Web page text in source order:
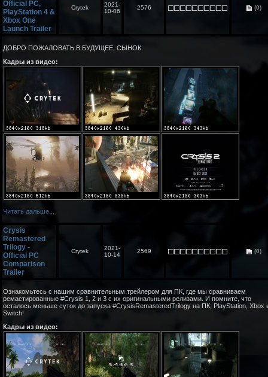
Official PC,
PlayStation 4 &
Xbox One
Launch Trailer
Crytek
2021-
10-06
2576 (0)
ДОБРО ПОЖАЛОВАТЬ В БУДУЩЕЕ, СЫНОК.
Кадры из видео:
Читать дальше...
Crysis
Remastered
Trilogy -
Official PC
Comparison
Trailer
Crytek
2021-
10-14
2569 (0)
Ознакомьтесь с нашим сравнительным трейлером для ПК, где мы сравниваем
ремастированные #Crysis 1, 2 и 3 с их оригинальными релизами. И помните, что
осталось меньше суток до запуска #CrysisRemasteredTrilogy на ПК, PlayStation, Xbox
Switch!
Кадры из видео: